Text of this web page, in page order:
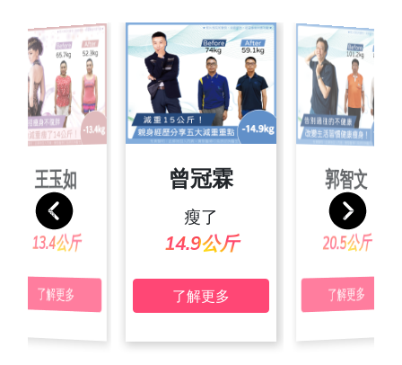
曾冠霖
瘦了
14.9公斤
了解更多
郭智文
瘦了
20.5公斤
了解更多
葉沛傑
瘦了
19.4公斤
了解更多
朱彥吉
24.4公斤
宋家玲
瘦了
20.3公斤
了解更多
王玉如
瘦了
13.4公斤
了解更多